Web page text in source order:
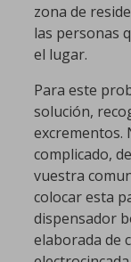
zona de
las personas
el lugar.
Para este
solución,
excrementos.
complicado,
vuestra
colocar esta
dispensador
elaborada de